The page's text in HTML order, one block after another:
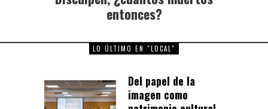
entonces?
LO ÚLTIMO EN "LOCAL"
Del papel de la
imagen como